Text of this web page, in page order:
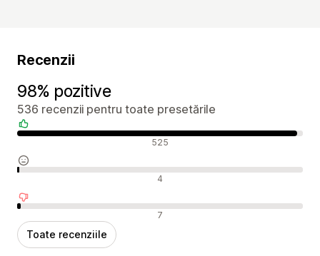
Recenzii
98% pozitive
536 recenzii pentru toate presetările
Recenzii pozitive 525
Recenzii neutre 4
Recenzii negative 7
Toate recenziile